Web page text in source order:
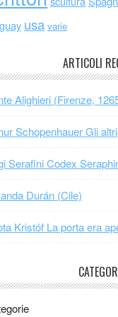
usa varie
ARTICOLI
Alighieri (Firenze,
Schopenhauer Gli altri
Serafini Codex
Durán (Cile)
Kristóf La porta era